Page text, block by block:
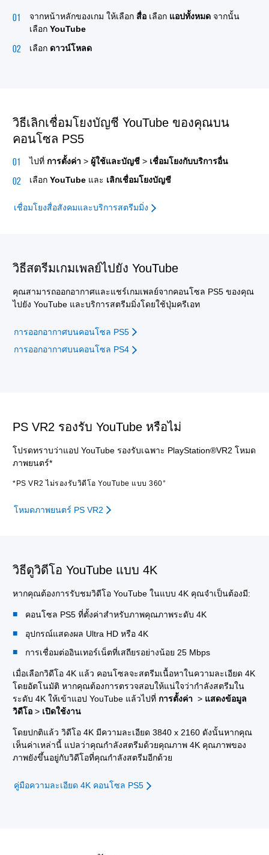
จากหน้าหลักของเกม ให้เลือก สื่อ เลือก แอปทั้งหมด จากนั้น
เลือก YouTube
เลือก ดาวน์โหลด
วิธีเลิกเชื่อมโยงบัญชี YouTube ของคุณบน
คอนโซล PS5
ไปที่ การตั้งค่า > ผู้ใช้และบัญชี > เชื่อมโยงกับบริการอื่น
เลือก YouTube และ เลิกเชื่อมโยงบัญชี
เชื่อมโยงสื่อสังคมและบริการสตรีมมิ่ง
วิธีสตรีมเกมเพลย์ไปยัง YouTube
คุณสามารถออกอากาศและแชร์เกมเพลย์จากคอนโซล PS5 ของคุณ
ไปยัง YouTube และบริการสตรีมมิ่งโดยใช้ปุ่มครีเอท
การออกอากาศบนคอนโซล PS5
การออกอากาศบนคอนโซล PS4
PS VR2 รองรับ YouTube หรือไม่
โปรดทราบว่าแอป YouTube รองรับเฉพาะ PlayStation®VR2 โหมด
ภาพยนตร์*
*PS VR2 ไม่รองรับวิดีโอ YouTube แบบ 360°
โหมดภาพยนตร์ PS VR2
วิธีดูวิดีโอ YouTube แบบ 4K
หากคุณต้องการรับชมวิดีโอ YouTube ในแบบ 4K คุณจำเป็นต้องมี:
คอนโซล PS5 ที่ตั้งค่าสำหรับภาพคุณภาพระดับ 4K
อุปกรณ์แสดงผล Ultra HD หรือ 4K
การเชื่อมต่ออินเทอร์เน็ตที่เสถียรอย่างน้อย 25 Mbps
เมื่อเลือกวิดีโอ 4K แล้ว คอนโซลจะสตรีมเนื้อหาในความละเอียด 4K
โดยอัตโนมัติ หากคุณต้องการตรวจสอบให้แน่ใจว่ากำลังสตรีมใน
ระดับ 4K ให้เข้าแอป YouTube แล้วไปที่ การตั้งค่า > แสดงข้อมูล
วิดีโอ > เปิดใช้งาน
โดยปกติแล้ว วิดีโอ 4K มีความละเอียด 3840 x 2160 ดังนั้นหากคุณ
เห็นค่าเหล่านี้ แปลว่าคุณกำลังสตรีมด้วยคุณภาพ 4K คุณภาพของ
ภาพยังขึ้นอยู่กับวิดีโอที่คุณกำลังสตรีมอีกด้วย
คู่มือความละเอียด 4K คอนโซล PS5